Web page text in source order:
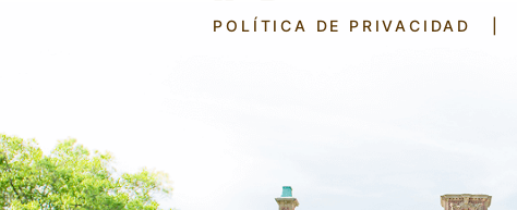
POLÍTICA DE PRIVACIDAD